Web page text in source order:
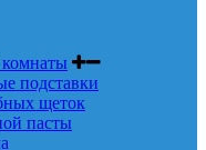
подставки
щеток
пасты